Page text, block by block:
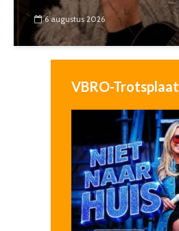
6 augustus 2026
VBRO-Trotsplaat